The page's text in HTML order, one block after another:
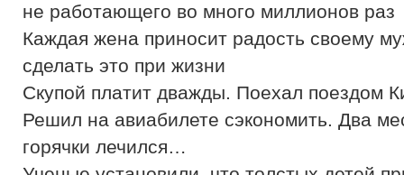
не работающего во много миллионов раз
Каждая жена приносит радость своему
сделать это при жизни
Скупой платит дважды. Поехал поездом
Решил на авиабилете сэкономить. Два
горячки лечился…